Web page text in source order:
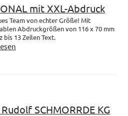
mit XXL-Abdruck
Team von echter Größe! Mit
Abdruckgrößen von 116 x 70 mm
bis 13 Zeilen Text.
SCHMORRDE KG